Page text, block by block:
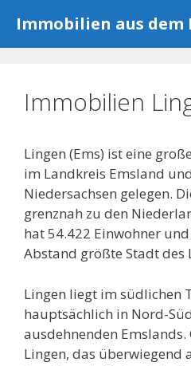
Inhalt
springen
Immobilien aus dem
Immobilien
Lingen (Ems) ist eine
im Landkreis Emsland
Niedersachsen gelegen.
grenznah zu den
hat 54.422 Einwohner
Abstand größte Stadt des
Lingen liegt im südlichen
hauptsächlich in Nord-
ausdehnenden
Lingen, das überwiegend